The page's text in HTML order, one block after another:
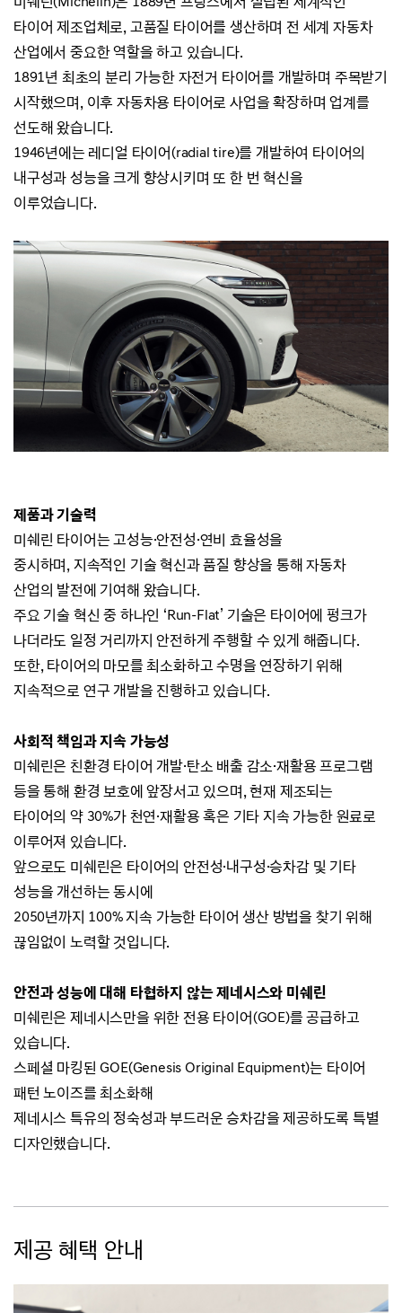
타이어 제조업체로, 고품질 타이어를 생산하며 전 세계 자동차
산업에서 중요한 역할을 하고 있습니다.
1891년 최초의 분리 가능한 자전거 타이어를 개발하며 주목받기
시작했으며, 이후 자동차용 타이어로 사업을 확장하며 업계를
선도해 왔습니다.
1946년에는 레디얼 타이어(radial tire)를 개발하여 타이어의
내구성과 성능을 크게 향상시키며 또 한 번 혁신을
이루었습니다.
제품과 기술력
미쉐린 타이어는 고성능·안전성·연비 효율성을
중시하며, 지속적인 기술 혁신과 품질 향상을 통해 자동차
산업의 발전에 기여해 왔습니다.
주요 기술 혁신 중 하나인 ‘Run-Flat’ 기술은 타이어에 펑크가
나더라도 일정 거리까지 안전하게 주행할 수 있게 해줍니다.
또한, 타이어의 마모를 최소화하고 수명을 연장하기 위해
지속적으로 연구 개발을 진행하고 있습니다.
사회적 책임과 지속 가능성
미쉐린은 친환경 타이어 개발·탄소 배출 감소·재활용 프로그램
등을 통해 환경 보호에 앞장서고 있으며,현재 제조되는
타이어의 약 30%가 천연·재활용 혹은 기타 지속 가능한 원료로
이루어져 있습니다.
앞으로도 미쉐린은 타이어의 안전성·내구성·승차감 및 기타
성능을 개선하는 동시에
2050년까지 100% 지속 가능한 타이어 생산 방법을 찾기 위해
끊임없이 노력할 것입니다.
안전과 성능에 대해 타협하지 않는 제네시스와 미쉐린
미쉐린은 제네시스만을 위한 전용 타이어(GOE)를 공급하고
있습니다.
스페셜 마킹된 GOE(Genesis Original Equipment)는 타이어
패턴 노이즈를 최소화해
제네시스 특유의 정숙성과부드러운 승차감을 제공하도록 특별
디자인했습니다.
제공 혜택 안내